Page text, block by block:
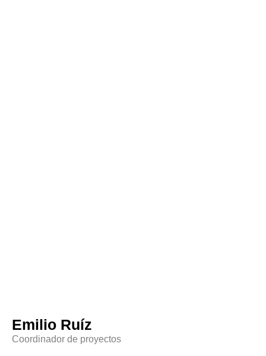
Emilio Ruíz
Coordinador de proyectos